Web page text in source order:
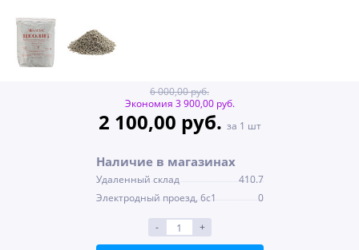
6 000,00 руб.
Экономия 3 900,00 руб.
2 100,00 руб. за 1 шт
Наличие в магазинах
Удаленный склад
410.7
Электродный проезд, 6с1
0
- +